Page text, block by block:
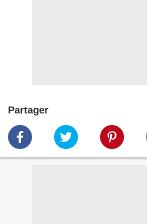
Partager